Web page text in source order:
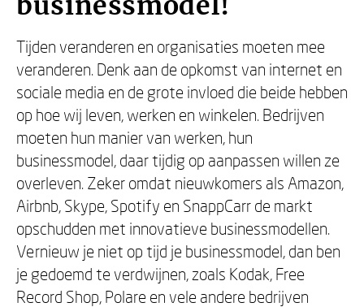
Tijden veranderen en organisaties moeten mee
veranderen. Denk aan de opkomst van internet en
sociale media en de grote invloed die beide hebben
op hoe wij leven, werken en winkelen. Bedrijven
moeten hun manier van werken, hun
businessmodel, daar tijdig op aanpassen willen ze
overleven. Zeker omdat nieuwkomers als Amazon,
Airbnb, Skype, Spotify en SnappCarr de markt
opschudden met innovatieve businessmodellen.
Vernieuw je niet op tijd je businessmodel, dan ben
je gedoemd te verdwijnen, zoals Kodak, Free
Record Shop, Polare en vele andere bedrijven